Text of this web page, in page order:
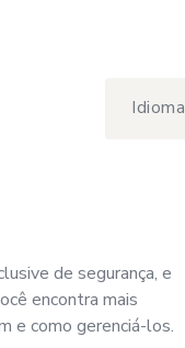
Idioma